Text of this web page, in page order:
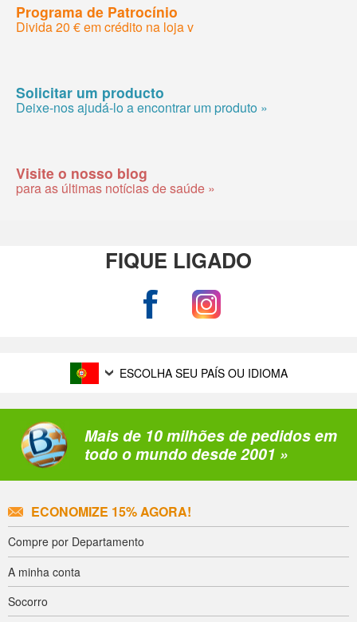
Programa de Patrocínio
Divida 20 € em crédito na loja v
Solicitar um producto
Deixe-nos ajudá-lo a encontrar um produto »
Visite o nosso blog
para as últimas notícias de saúde »
FIQUE LIGADO
ESCOLHA SEU PAÍS OU IDIOMA
Mais de 10 milhões de pedidos em
todo o mundo desde 2001 »
ECONOMIZE 15% AGORA!
Compre por Departamento
A minha conta
Socorro